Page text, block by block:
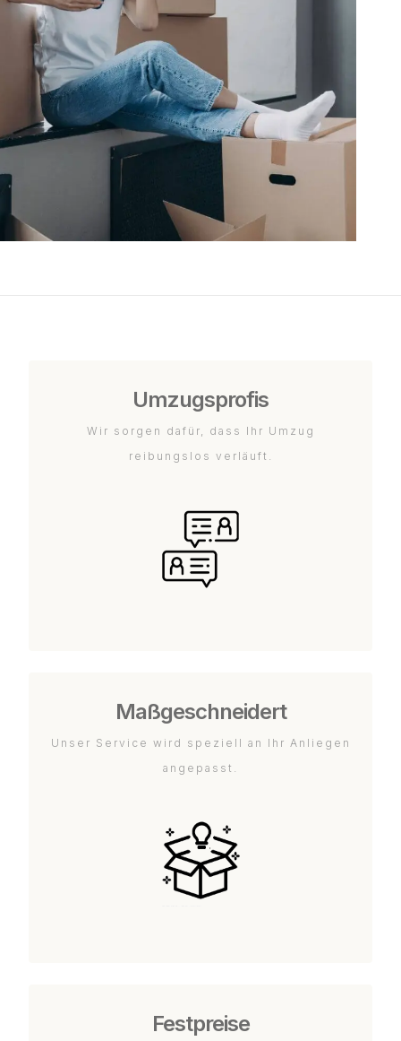
Umzugsprofis
Wir sorgen dafür, dass Ihr Umzug
reibungslos verläuft.
Maßgeschneidert
Unser Service wird speziell an Ihr Anliegen
angepasst.
Festpreise